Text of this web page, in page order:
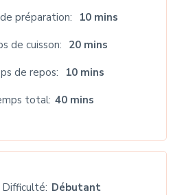
préparation
10 mins
de cuisson
20 mins
de repos
10 mins
total 40 mins
Difficulté: Débutant